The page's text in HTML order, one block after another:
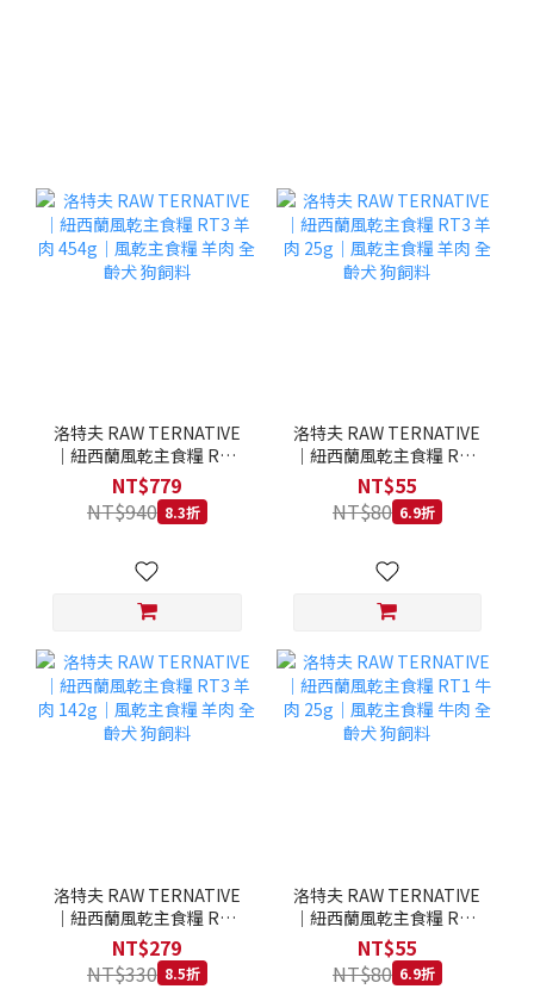
洛特夫 RAW TERNATIVE
｜紐西蘭風乾主食糧 RT3
羊肉 454g｜風乾主食糧 羊
肉 全齡犬 狗飼料
NT$779
NT$940 8.3折
洛特夫 RAW TERNATIVE
｜紐西蘭風乾主食糧 RT3
羊肉 25g｜風乾主食糧 羊
肉 全齡犬 狗飼料
NT$55
NT$80 6.9折
洛特夫 RAW TERNATIVE
｜紐西蘭風乾主食糧 RT3
羊肉 142g｜風乾主食糧 羊
肉 全齡犬 狗飼料
NT$279
NT$330 8.5折
洛特夫 RAW TERNATIVE
｜紐西蘭風乾主食糧 RT1
牛肉 25g｜風乾主食糧 牛
肉 全齡犬 狗飼料
NT$55
NT$80 6.9折